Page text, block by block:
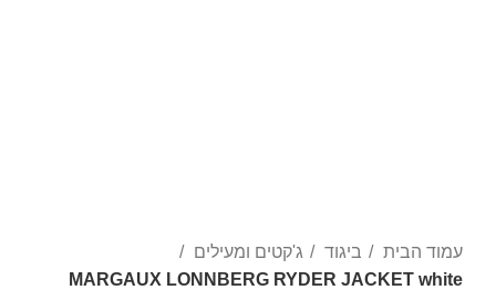
עמוד הבית ביגוד
ג'קטים ומעילים
MARGAUX LONNBERG RYDER JACKET white